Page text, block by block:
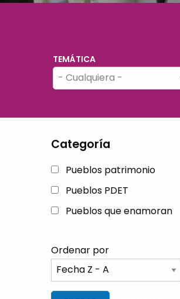
TEMÁTICA
Categoría
Pueblos patrimonio
Pueblos PDET
Pueblos que enamoran
Ordenar por